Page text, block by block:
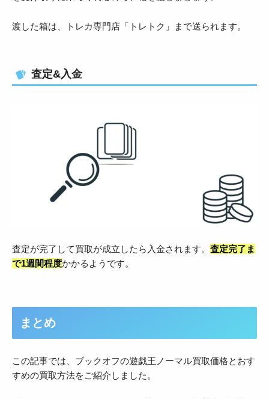
渡した箱は、トレカ専門店「トレトク」まで送られます。
査定&入金
査定が完了して買取が成立したら入金されます。 査定完了ま
で1週間程度かかるようです。
まとめ
この記事では、ブックオフの遊戯王ノーマル買取価格とおす
すめの買取方法をご紹介しました。